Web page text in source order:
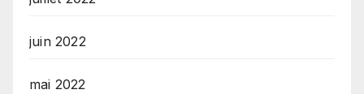
juin 2022
mai 2022